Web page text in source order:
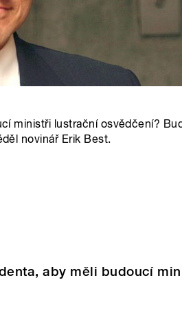
ministři lustrační osvědčení?
novinář Erik Best.
aby měli budoucí